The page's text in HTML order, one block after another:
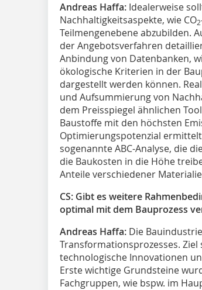
Andreas Haffa: Idealerweise
Nachhaltigkeitsaspekte, wie CO2
Teilmengenebene abzubilden.
der Angebotsverfahren
Anbindung von Datenbanken,
ökologische Kriterien in der
dargestellt werden können.
und Aufsummierung von
dem Preisspiegel ähnlichen
Baustoffe mit den höchsten
Optimierungspotenzial ermittelt
sogenannte ABC-Analyse, die
die Baukosten in die Höhe
Anteile verschiedener
CS: Gibt es weitere
optimal mit dem Bauprozess
Andreas Haffa: Die
Transformationsprozesses.
technologische Innovationen
Erste wichtige Grundsteine
Fachgruppen, wie bspw. im